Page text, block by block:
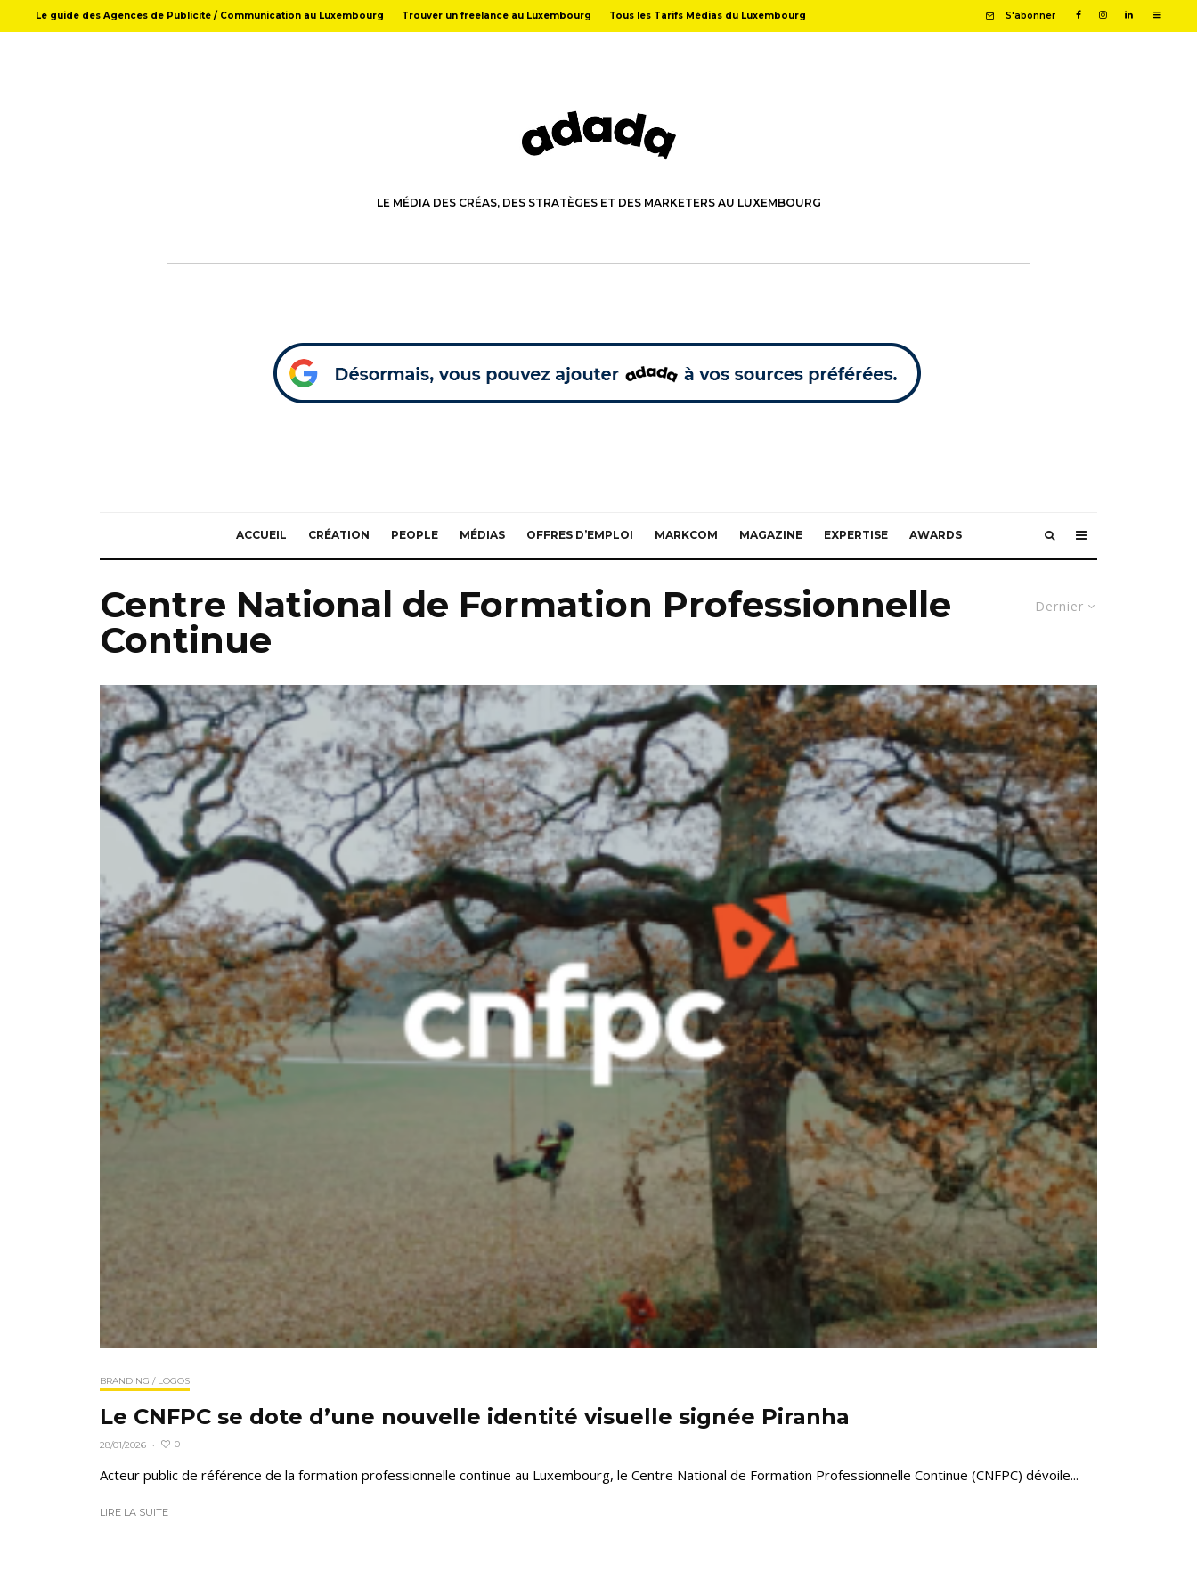
Le guide des Agences de Publicité / Communication au Luxembourg Trouver un freelance au Luxembourg Tous les Tarifs Médias du Luxembourg S'abonner
LE MÉDIA DES CRÉAS, DES STRATÈGES ET DES MARKETERS AU LUXEMBOURG
ACCUEIL CRÉATION PEOPLE MÉDIAS OFFRES D’EMPLOI MARKCOM MAGAZINE EXPERTISE AWARDS
Dernier
Centre National de Formation Professionnelle
Continue
BRANDING / LOGOS
Le CNFPC se dote d’une nouvelle identité visuelle signée Piranha
28/01/2026 · 0
Acteur public de référence de la formation professionnelle continue au Luxembourg, le Centre National de Formation Professionnelle Continue (CNFPC) dévoile...
LIRE LA SUITE